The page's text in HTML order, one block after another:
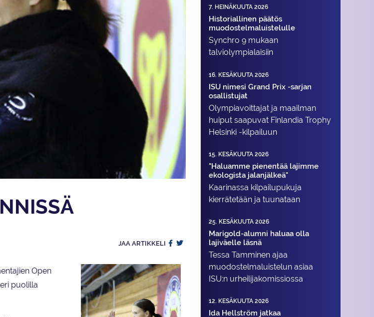
JAA ARTIKKELI
Open
puolilla
7. HEINÄKUUTA 2026
Historiallinen päätös
muodostelmaluistelulle
Synchro 9 mukaan
talviolympialaisiin
16. KESÄKUUTA 2026
ISU nimesi Grand Prix -sarjan
osallistujat
Olympiavoittajat ja maailman
huiput saapuvat Finlandia Trophy
Helsinki -kilpailuun
15. KESÄKUUTA 2026
"Haluamme pienentää lajimme
ekologista jalanjälkeä"
Kaarinassa kilpailupukuja
kierrätetään ja tuunataan
25. KESÄKUUTA 2026
Marigold-alumni haluaa olla
lajiväelle läsnä
Tessa Tamminen ajaa
muodostelma­luistelun asiaa
ISU:n urheilija­komissiossa
12. KESÄKUUTA 2026
Ida Hellström jatkaa